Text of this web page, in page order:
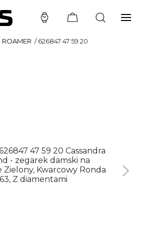
ROAMER /626847 47 59 20